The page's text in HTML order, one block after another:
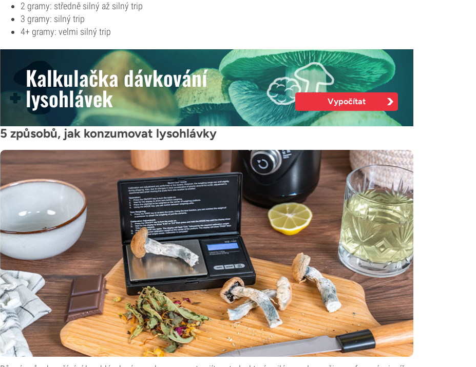
2 gramy: středně silný až silný trip
3 gramy: silný trip
4+ gramy: velmi silný trip
Kalkulačka dávkování
lysohlávek Vypočítat
5 způsobů, jak konzumovat lysohlávky